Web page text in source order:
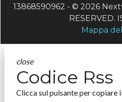
13868590962 - © 2026
RESERVED.
Mappa
close
Codice Rss
Clicca sul pulsante per copiare